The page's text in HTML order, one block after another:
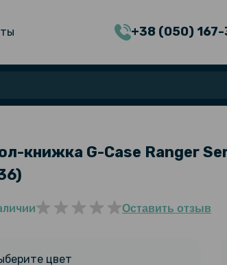
+38 (050)
книжка G-Case Ranger
Оставить отзыв
цвет